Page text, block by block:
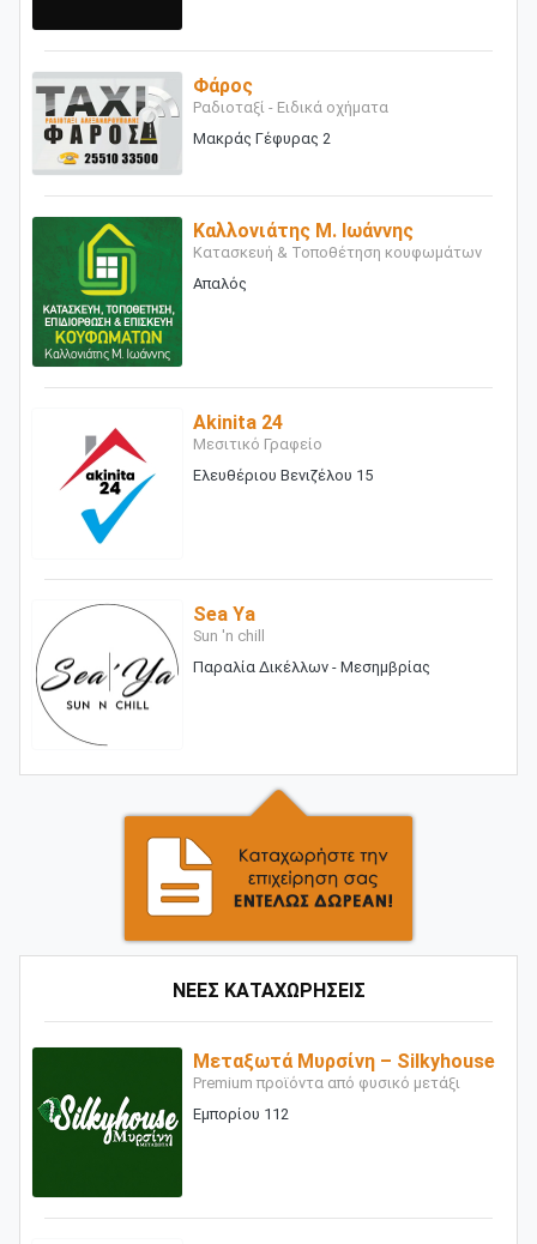
Φάρος
Ραδιοταξί - Ειδικά οχήματα
Μακράς Γέφυρας 2
Καλλονιάτης Μ. Ιωάννης
Κατασκευή & Τοποθέτηση κουφωμάτων
Απαλός
Akinita 24
Μεσιτικό Γραφείο
Ελευθέριου Βενιζέλου 15
Sea Ya
Sun 'n chill
Παραλία Δικέλλων - Μεσημβρίας
ΝΕΕΣ ΚΑΤΑΧΩΡΗΣΕΙΣ
Μεταξωτά Μυρσίνη – Silkyhouse
Premium προϊόντα από φυσικό μετάξι
Εμπορίου 112